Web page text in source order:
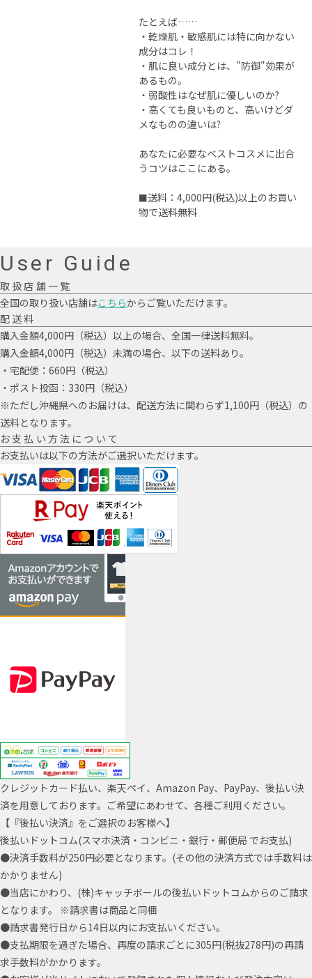
たとえば……
・乾燥肌・敏感肌には特に向かない
成分はコレ！
・肌に良い成分とは、"防御"効果が
あるもの。
・弱酸性はなぜ肌に優しいのか?
・高くても良いものと、高いけどダ
メなものの違いは?
あなたに必要なベストコスメに出合
うコツはここにある。
■送料：4,000円(税込)以上のお買い
物で送料無料
User Guide
取扱店舗一覧
全国の取り扱い店舗はこちらからご覧いただけます。
配送料
購入金額4,000円（税込）以上の場合、全国一律送料無料。
購入金額4,000円（税込）未満の場合、以下の送料あり。
・宅配便：660円（税込）
・ポスト投函：330円（税込）
※ただし沖縄県へのお届けは、配送方法に関わらず1,100円（税込）の
送料となります。
お支払い方法について
お支払いは以下の方法がご選択いただけます。
クレジットカード払い、楽天ペイ、Amazon Pay、PayPay、後払い決
済を用意しております。ご希望にあわせて、各種ご利用ください。
【『後払い決済』をご選択のお客様へ】
後払いドットコム(スマホ決済・コンビニ・銀行・郵便局 でお支払)
●決済手数料が250円必要となります。(その他の決済方式では手数料は
かかりません)
●当店にかわり、(株)キャッチボールの後払いドットコムからのご請求
となります。 ※請求書は商品と同梱
●請求書発行日から14日以内にお支払いください。
●支払期限を過ぎた場合、再度の請求ごとに305円(税抜278円)の再請
求手数料がかかります。